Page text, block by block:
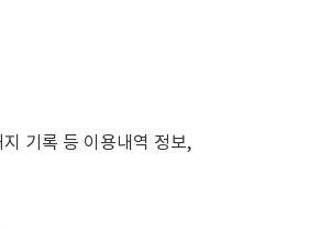
기록 등 이용내역 정보,